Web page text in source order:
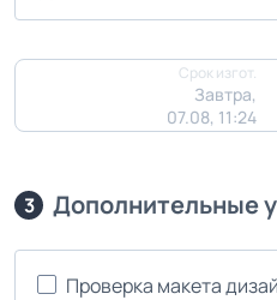
Срок изгот.
Завтра,
07.08, 11:24
3 Дополнительные
Проверка макета